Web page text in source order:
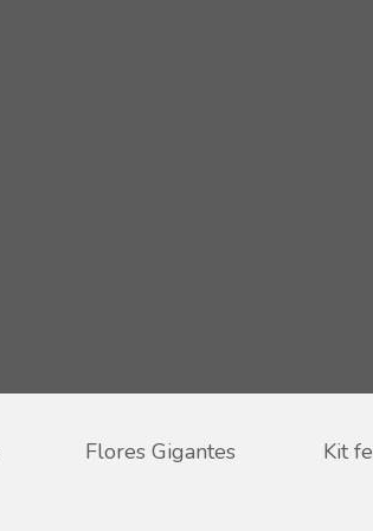
Flores Gigantes Kit